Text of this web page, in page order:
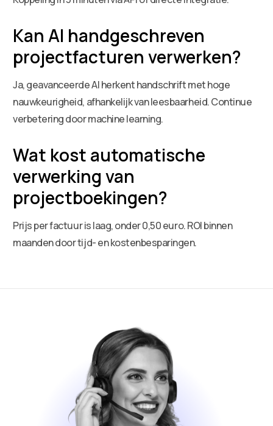
Kan AI handgeschreven
projectfacturen verwerken?
Ja, geavanceerde AI herkent handschrift met hoge
nauwkeurigheid, afhankelijk van leesbaarheid. Continue
verbetering door machine learning.
Wat kost automatische
verwerking van
projectboekingen?
Prijs per factuur is laag, onder 0,50 euro. ROI binnen
maanden door tijd- en kostenbesparingen.